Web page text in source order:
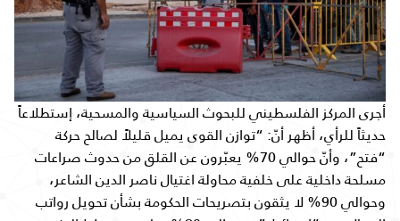
أجرى المركز الفلسطيني للبحوث السياسية والمسحية، إستطلاعاً
حديثاً للرأي، أظهر أنّ: “توازن القوى يميل قليلاً لصالح حركة
“فتح”، وأنّ حوالي 70% يعبّرون عن القلق من حدوث صراعات
مسلحة داخلية على خلفية محاولة اغتيال ناصر الدين الشاعر،
وحوالي 90% لا يثقون بتصريحات الحكومة بشأن تحويل رواتب